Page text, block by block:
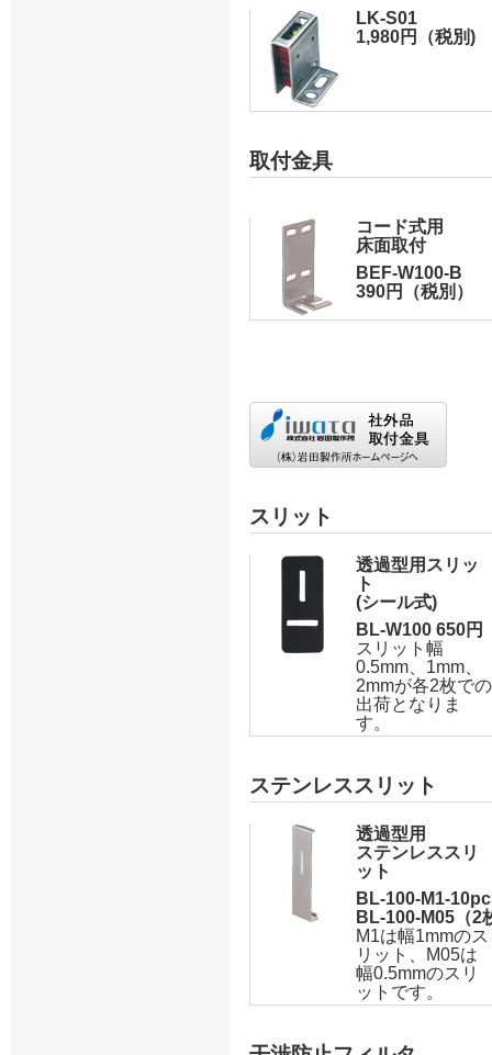
LK-S01
1,980円（税別)
取付金具
コード式用
床面取付
BEF-W100-B
390円（税別）
スリット
透過型用スリッ
ト
(シール式)
BL-W100 650円
スリット幅
0.5mm、1mm、
2mmが各2枚での
出荷となりま
す。
ステンレススリット
透過型用
ステンレススリ
ット
BL-100-M1-
BL-100-M05（2
M1は幅1mmのス
リット、M05は
幅0.5mmのスリ
ットです。